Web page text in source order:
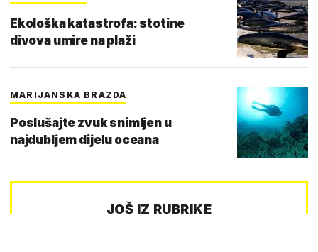
Ekološka katastrofa: stotine
divova umire na plaži
MARIJANSKA BRAZDA
Poslušajte zvuk snimljen u
najdubljem dijelu oceana
JOŠ IZ RUBRIKE